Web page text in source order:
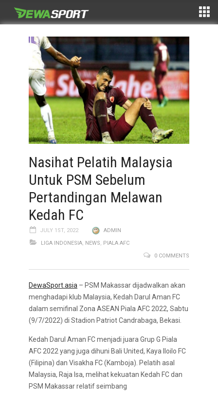
Nasihat Pelatih Malaysia
Untuk PSM Sebelum
Pertandingan Melawan
Kedah FC
JULY 1ST, 2022
ADMIN
LIGA INDONESIA, NEWS, PIALA AFC
0 COMMENTS
DewaSport.asia – PSM Makassar dijadwalkan akan
menghadapi klub Malaysia, Kedah Darul Aman FC
dalam semifinal Zona ASEAN Piala AFC 2022, Sabtu
(9/7/2022) di Stadion Patriot Candrabaga, Bekasi.
Kedah Darul Aman FC menjadi juara Grup G Piala
AFC 2022 yang juga dihuni Bali United, Kaya Iloilo FC
(Filipina) dan Visakha FC (Kamboja). Pelatih asal
Malaysia, Raja Isa, melihat kekuatan Kedah FC dan
PSM Makassar relatif seimbang